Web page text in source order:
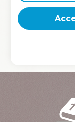
deviennent vos
équipe, un